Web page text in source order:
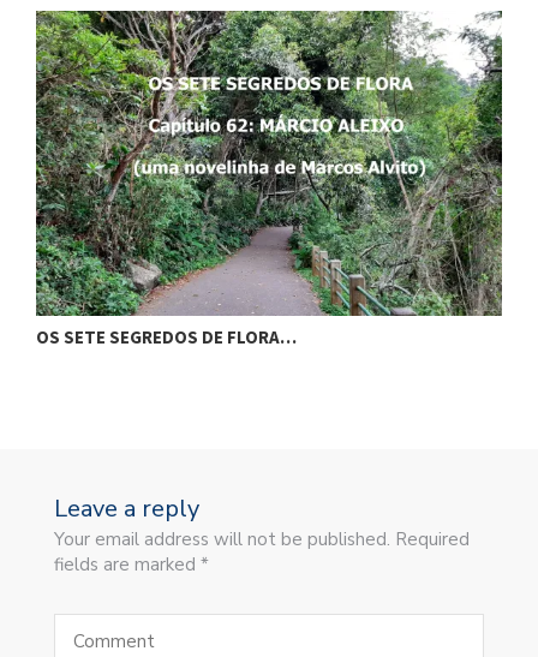
OS SETE SEGREDOS DE FLORA…
Leave a reply
Your email address will not be published. Required
fields are marked *